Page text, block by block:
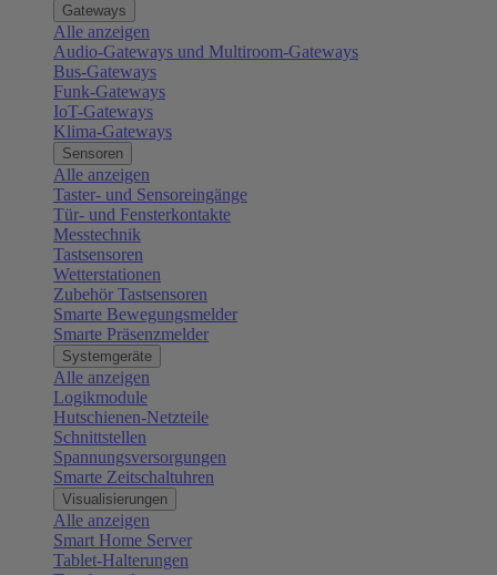
Gateways
Alle anzeigen
Audio-Gateways und Multiroom-Gateways
Bus-Gateways
Funk-Gateways
IoT-Gateways
Klima-Gateways
Sensoren
Alle anzeigen
Taster- und Sensoreingänge
Tür- und Fensterkontakte
Messtechnik
Tastsensoren
Wetterstationen
Zubehör Tastsensoren
Smarte Bewegungsmelder
Smarte Präsenzmelder
Systemgeräte
Alle anzeigen
Logikmodule
Hutschienen-Netzteile
Schnittstellen
Spannungsversorgungen
Smarte Zeitschaltuhren
Visualisierungen
Alle anzeigen
Smart Home Server
Tablet-Halterungen